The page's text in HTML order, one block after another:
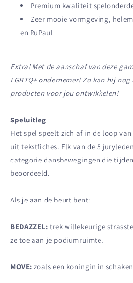
Premium kwaliteit
Zeer mooie vormgeving,
en RuPaul
Extra! Met de aanschaf van deze
LGBTQ+ ondernemer! Zo kan hij
producten voor jou ontwikkelen!
Speluitleg
Het spel speelt zich af in de loop
uit tekstfiches. Elk van de 5
categorie dansbewegingen die
beoordeeld.
Als je aan de beurt bent:
BEDAZZEL: trek willekeurige
ze toe aan je podiumruimte.
MOVE: zoals een koningin in